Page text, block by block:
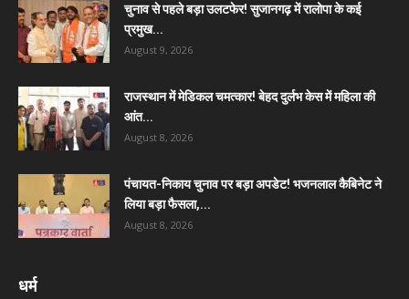
चुनाव से पहले बड़ा उलटफेर! सुजानगढ़ में रालोपा के कई
प्रमुख...
August 9, 2026
राजस्थान में मेडिकल चमत्कार! बेहद दुर्लभ केस में महिला की
आंत...
August 8, 2026
पंचायत-निकाय चुनाव पर बड़ा अपडेट! भजनलाल कैबिनेट ने
लिया बड़ा फैसला,...
August 8, 2026
धर्म